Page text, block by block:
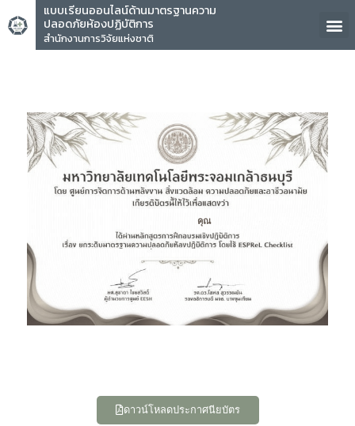
แบบเรียนออนไลน์ด้านมาตรฐานความ
ปลอดภัยห้องปฏิบัติการ
สำนักงานการวิจัยแห่งชาติ
คุณ
ดาวน์โหลดประกาศนียบัตร